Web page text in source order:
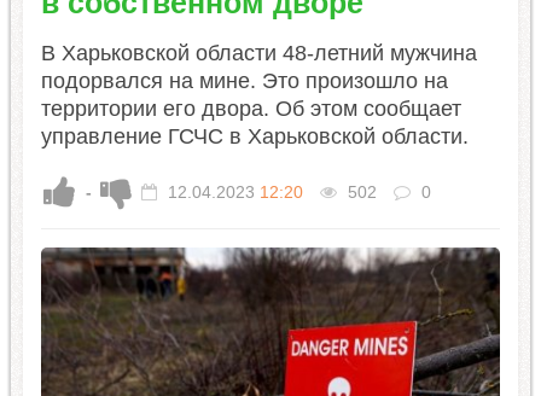
В Харьковской области 48-летний мужчина
подорвался на мине. Это произошло на
территории его двора. Об этом сообщает
управление ГСЧС в Харьковской области.
- 12.04.2023 12:20 502 0